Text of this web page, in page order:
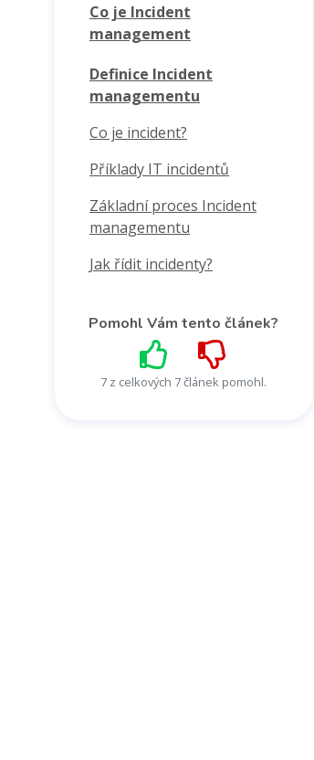
Co je Incident
management
Definice Incident
managementu
Co je incident?
Příklady IT incidentů
Základní proces Incident
managementu
Jak řídit incidenty?
Pomohl Vám tento článek?
7 z celkových 7 článek pomohl.